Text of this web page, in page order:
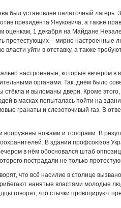
был установлен палаточный лагерь.
президента Януковича, а также
оценкам, 1 декабря на Майдане
протестующих – мирно настроенные
уйти в отставку, а также
настроенные, которые вечером в
органами. Так, днём было
стёкла и выломаны двери. Кроме
в масках попыталась пойти на
гранаты и слезоточивый газ. В
ножами и топорами. В
В здании профсоюзов
в нём обосновался штаб
пострадали не только
что всё насилие в столице
нанятые властями молодые
говорят, что стычки провоцируют